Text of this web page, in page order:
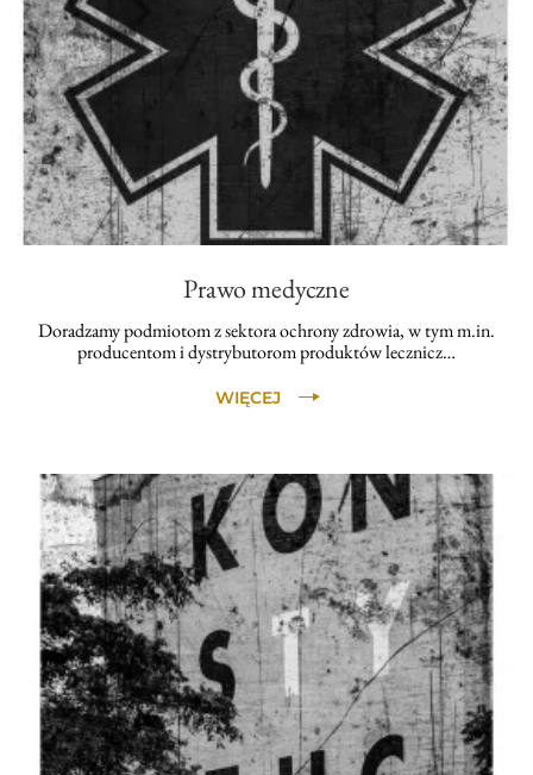
Prawo medyczne
Doradzamy podmiotom z sektora ochrony zdrowia, w tym m.in.
producentom i dystrybutorom produktów lecznicz…
WIĘCEJ